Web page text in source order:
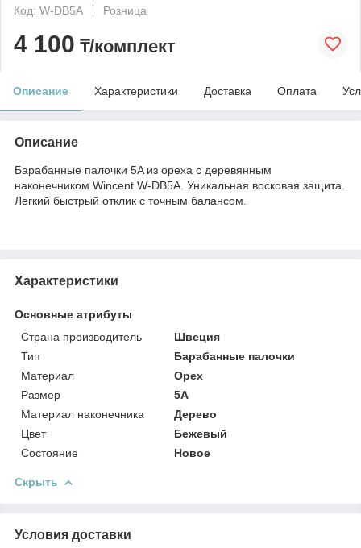
Код: W-DB5A
Розница
4 100 ₸/комплект
Описание Характеристики Доставка Оплата
Описание
Барабанные палочки 5A из ореха с деревянным
наконечником Wincent W-DB5A. Уникальная восковая защита.
Легкий быстрый отклик с точным балансом.
Характеристики
Основные атрибуты
Страна производитель
Швеция
Тип
Барабанные палочки
Материал
Орех
Размер
5A
Материал наконечника
Дерево
Цвет
Бежевый
Состояние
Новое
Скрыть
Условия доставки